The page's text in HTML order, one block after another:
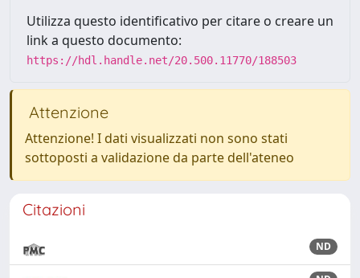
Utilizza questo identificativo per citare o creare un
link a questo documento:
https://hdl.handle.net/20.500.11770/188503
Attenzione
Attenzione! I dati visualizzati non sono stati
sottoposti a validazione da parte dell'ateneo
Citazioni
ND